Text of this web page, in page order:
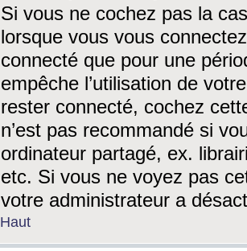
Si vous ne cochez pas la
lorsque vous vous
connecté que pour une
empêche l’utilisation de
rester connecté, cochez
n’est pas recommandé si
ordinateur partagé, ex.
etc. Si vous ne voyez pas
votre administrateur a
Haut